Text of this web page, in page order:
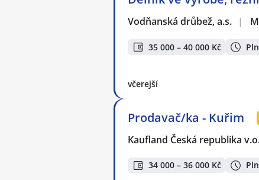
Vodňanská drůbež, a.s. |
35 000 – 40 000 Kč
včerejší
Prodavač/ka - Kuřim
Kaufland Česká republika
34 000 – 36 000 Kč